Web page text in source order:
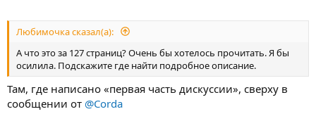
Любимочка сказал(а):
А что это за 127 страниц? Очень бы хотелось прочитать. Я бы
осилила. Подскажите где найти подробное описание.
Там, где написано «первая часть дискуссии», сверху в
сообщении от @Corda